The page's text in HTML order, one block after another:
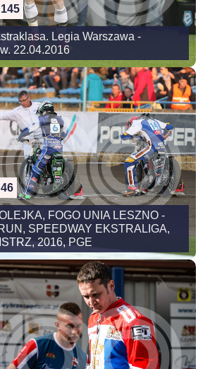
145
Legia Warszawa -
22.04.2016
46
FOGO UNIA LESZNO -
SPEEDWAY EKSTRALIGA,
2016, PGE